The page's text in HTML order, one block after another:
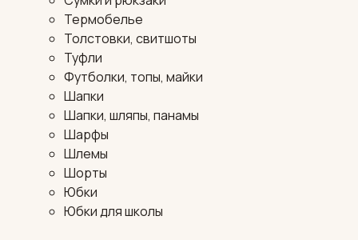
Термобелье
Толстовки, свитшоты
Туфли
Футболки, топы, майки
Шапки
Шапки, шляпы, панамы
Шарфы
Шлемы
Шорты
Юбки
Юбки для школы